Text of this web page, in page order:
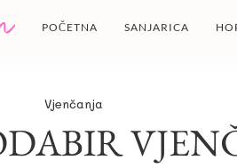
POČETNA SANJARICA
Vjenčanja